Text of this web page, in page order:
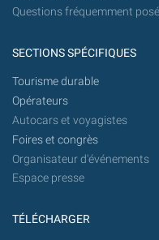
Questions fréquemment
SECTIONS SPÉCIFIQUES
Tourisme durable
Opérateurs
Autocars et voyagistes
Foires et congrès
Organisateur d'événements
Espace presse
TÉLÉCHARGER